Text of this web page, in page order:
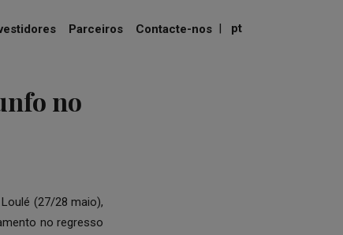
Parceiros Contacte-nos | pt
no
(27/28 maio),
no regresso